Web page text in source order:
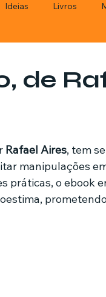
Ideias Livros
Casa de leilões
de
Rafael Aires, tem
manipulações
práticas, o ebook